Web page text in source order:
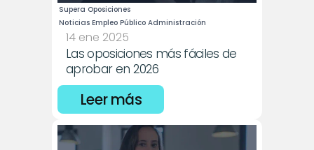
Supera Oposiciones
Noticias Empleo Público Administración
14 ene 2025
Las oposiciones más fáciles de
aprobar en 2026
Leer más